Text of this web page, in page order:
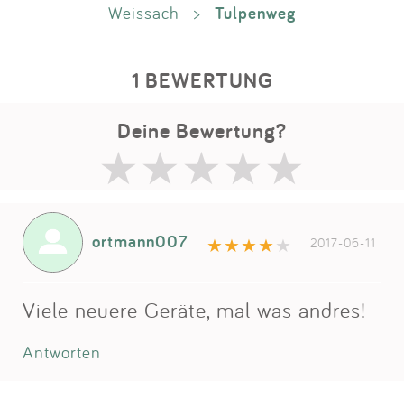
Weissach
> Tulpenweg
1 BEWERTUNG
Deine Bewertung?
ortmann007 2017-06-11
Viele neuere Geräte, mal was andres!
Antworten